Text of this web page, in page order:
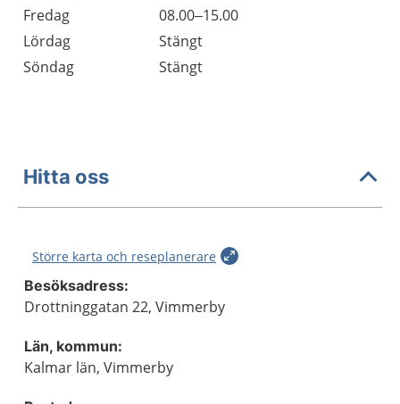
Fredag
08.00–15.00
Lördag
Stängt
Söndag
Stängt
Hitta oss
Större karta och reseplanerare
Besöksadress:
Drottninggatan 22, Vimmerby
Län, kommun:
Kalmar län, Vimmerby